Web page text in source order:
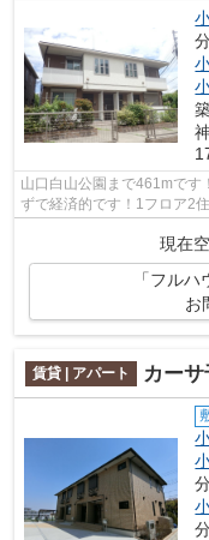
山口白山公園まで461mです
ずで経済的です！1フロア2
現在
「フル
お
賃貸 | アパート カー